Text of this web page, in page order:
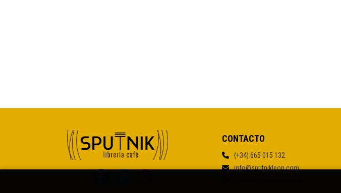
CONTACTO
(+34) 665 015 132
info@sputnikleon.com